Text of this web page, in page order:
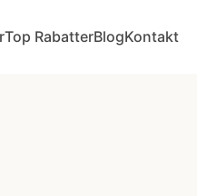
Top RabatterBlogKontakt